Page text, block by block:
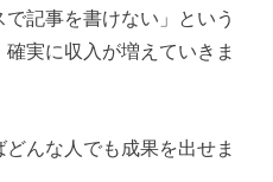
記事を書けない」という
実に収入が増えていきま
んな人でも成果を出せま